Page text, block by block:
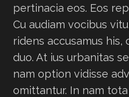
pertinacia eos. Eos
Cu audiam vocibus
ridens accusamus his,
duo. At ius urbanitas
nam option vidisse
omittantur. In nam